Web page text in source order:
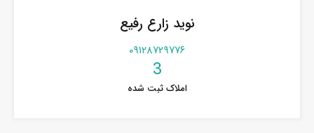
نوید زارع رفیع
۰۹۱۲۸۷۲۹۷۷۶
3
املاک ثبت شده